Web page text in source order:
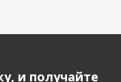
и получайте